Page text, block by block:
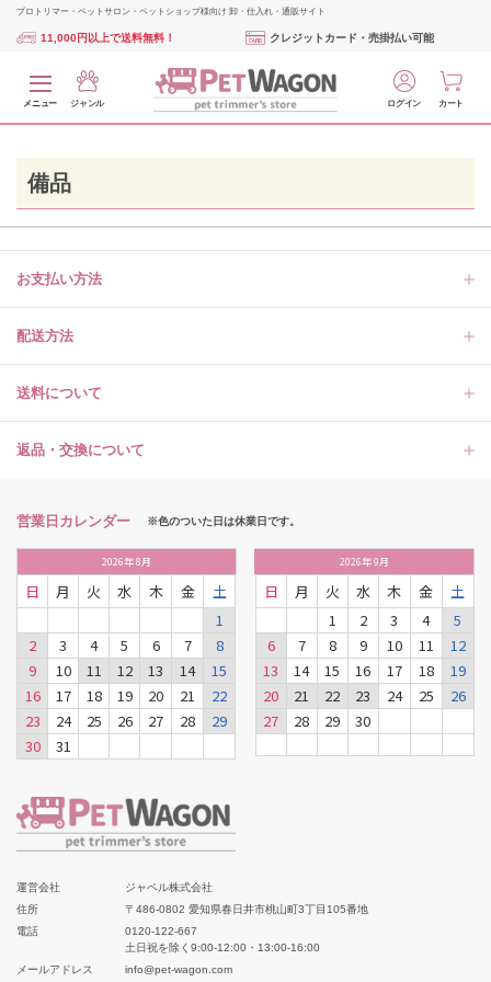
プロトリマー・ペットサロン・ペットショップ様向け 卸・仕入れ・通販サイト
11,000円以上で送料無料！ クレジットカード・売掛払い可能
メニュー ジャンル ログイン カート
備品
お支払い方法
配送方法
送料について
返品・交換について
営業日カレンダー ※色のついた日は休業日です。
2026年8月
日 月 火 水 木 金
土
1
2
3 4 5 6 7
8
9
10 11 12 13 14
15
16
17 18 19 20 21
22
23
24 25 26 27 28
29
30
31
2026年9月
日 月 火 水 木 金
土
1
2 3 4
5
6
7 8 9 10 11
12
13
14 15 16 17 18
19
20
21 22 23 24 25
26
27
28 29 30
運営会社
ジャペル株式会社
住所
〒486-0802 愛知県春日井市桃山町3丁目105番地
電話
0120-122-667
土日祝を除く9:00-12:00・13:00-16:00
メールアドレス
info@pet-wagon.com